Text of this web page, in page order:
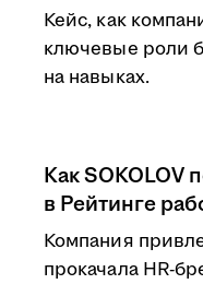
Кейс, как
ключевые роли
на навыках.
Как SOKOLOV
в Рейтинге
Компания
прокачала HR-